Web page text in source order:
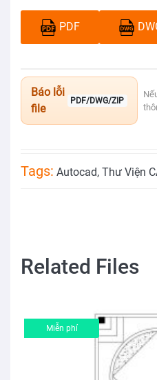
PDF
Báo lỗi
file
PDF/DWG/ZIP
Tags: Autocad, Thư Viện
Related Files
Miễn phí